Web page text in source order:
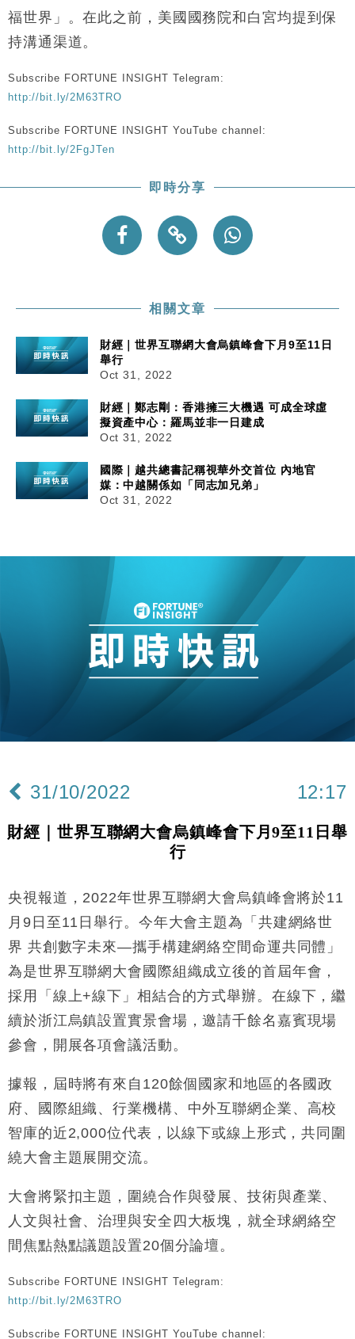
12:44
日圓干預創新高
11:12
國際｜特朗普料美伊戰事快結束 承認部分彈藥庫存緊
15:59
財經｜SA售股自救後再出手 斥4億美元押注未上市公
司
福世界」。在此之前，美國國務院和白宮均提到保
持溝通渠道。
Subscribe FORTUNE INSIGHT Telegram:
http://bit.ly/2M63TRO
Subscribe FORTUNE INSIGHT YouTube channel:
http://bit.ly/2FgJTen
即時分享
相關文章
財經｜世界互聯網大會烏鎮峰會下月9至11日
舉行
Oct 31, 2022
財經｜鄭志剛：香港擁三大機遇 可成全球虛
擬資產中心：羅馬並非一日建成
Oct 31, 2022
國際｜越共總書記稱視華外交首位 內地官
媒：中越關係如「同志加兄弟」
Oct 31, 2022
31/10/2022 12:17
財經｜世界互聯網大會烏鎮峰會下月9至11日舉
行
央視報道，2022年世界互聯網大會烏鎮峰會將於11
月9日至11日舉行。今年大會主題為「共建網絡世
界 共創數字未來—攜手構建網絡空間命運共同體」
為是世界互聯網大會國際組織成立後的首屆年會，
採用「線上+線下」相結合的方式舉辦。在線下，繼
續於浙江烏鎮設置實景會場，邀請千餘名嘉賓現場
參會，開展各項會議活動。
據報，屆時將有來自120餘個國家和地區的各國政
府、國際組織、行業機構、中外互聯網企業、高校
智庫的近2,000位代表，以線下或線上形式，共同圍
繞大會主題展開交流。
大會將緊扣主題，圍繞合作與發展、技術與產業、
人文與社會、治理與安全四大板塊，就全球網絡空
間焦點熱點議題設置20個分論壇。
Subscribe FORTUNE INSIGHT Telegram:
http://bit.ly/2M63TRO
Subscribe FORTUNE INSIGHT YouTube channel: